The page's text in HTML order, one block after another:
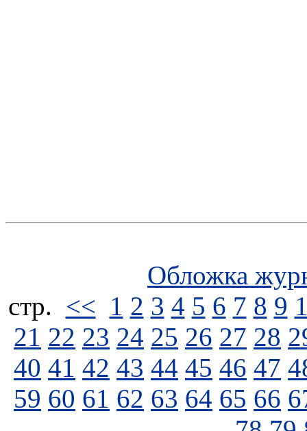
Обложка
стp. << 1 2 3 4 5 6 7 8 9
21 22 23 24 25 26 27 28
40 41 42 43 44 45 46 47
59 60 61 62 63 64 65 66